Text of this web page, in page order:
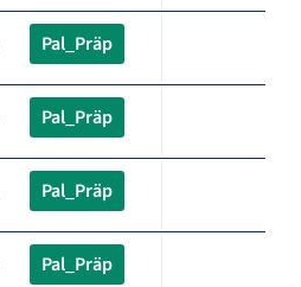
Pal_Präp
Pal_Präp
Pal_Präp
Pal_Präp